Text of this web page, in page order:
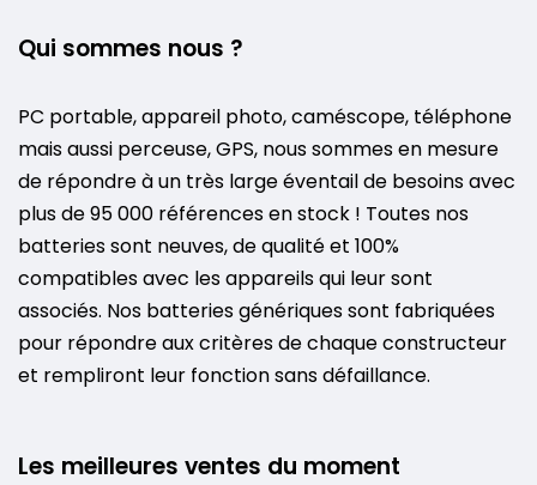
Qui sommes nous ?
PC portable, appareil photo, caméscope, téléphone
mais aussi perceuse, GPS, nous sommes en mesure
de répondre à un très large éventail de besoins avec
plus de 95 000 références en stock ! Toutes nos
batteries sont neuves, de qualité et 100%
compatibles avec les appareils qui leur sont
associés. Nos batteries génériques sont fabriquées
pour répondre aux critères de chaque constructeur
et rempliront leur fonction sans défaillance.
Les meilleures ventes du moment